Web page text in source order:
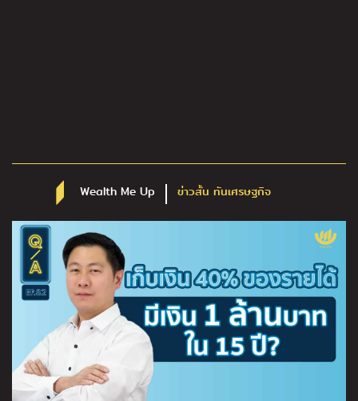
Wealth Me Up ข่าวสั้น ทันเศรษฐกิจ